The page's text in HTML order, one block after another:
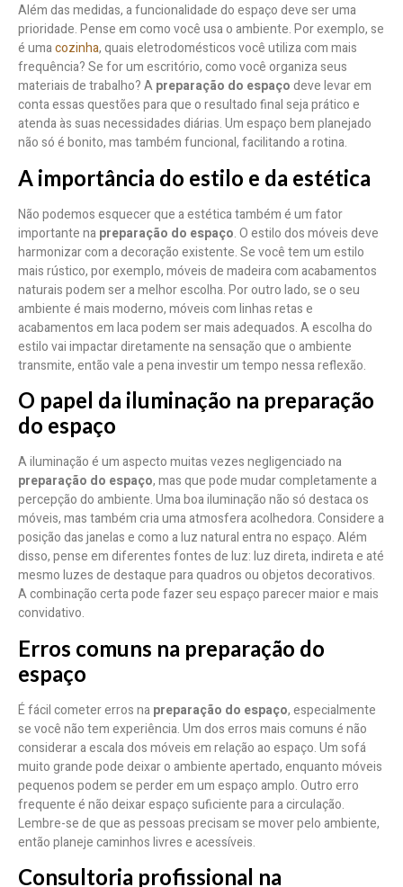
Além das medidas, a funcionalidade do espaço deve ser uma
prioridade. Pense em como você usa o ambiente. Por exemplo, se
é umacozinha, quais eletrodomésticos você utiliza com mais
frequência? Se for um escritório, como você organiza seus
materiais de trabalho? Apreparação do espaçodeve levar em
conta essas questões para que o resultado final seja prático e
atenda às suas necessidades diárias. Um espaço bem planejado
não só é bonito, mas também funcional, facilitando a rotina.
A importância do estilo e da estética
Não podemos esquecer que a estética também é um fator
importante napreparação do espaço. O estilo dos móveis deve
harmonizar com a decoração existente. Se você tem um estilo
mais rústico, por exemplo, móveis de madeira com acabamentos
naturais podem ser a melhor escolha. Por outro lado, se o seu
ambiente é mais moderno, móveis com linhas retas e
acabamentos em laca podem ser mais adequados. A escolha do
estilo vai impactar diretamente na sensação que o ambiente
transmite, então vale a pena investir um tempo nessa reflexão.
O papel da iluminação na preparação
do espaço
A iluminação é um aspecto muitas vezes negligenciado na
preparação do espaço, mas que pode mudar completamente a
percepção do ambiente. Uma boa iluminação não só destaca os
móveis, mas também cria uma atmosfera acolhedora. Considere a
posição das janelas e como a luz natural entra no espaço. Além
disso, pense em diferentes fontes de luz: luz direta, indireta e até
mesmo luzes de destaque para quadros ou objetos decorativos.
A combinação certa pode fazer seu espaço parecer maior e mais
convidativo.
Erros comuns na preparação do
espaço
É fácil cometer erros napreparação do espaço, especialmente
se você não tem experiência. Um dos erros mais comuns é não
considerar a escala dos móveis em relação ao espaço. Um sofá
muito grande pode deixar o ambiente apertado, enquanto móveis
pequenos podem se perder em um espaço amplo. Outro erro
frequente é não deixar espaço suficiente para a circulação.
Lembre-se de que as pessoas precisam se mover pelo ambiente,
então planeje caminhos livres e acessíveis.
Consultoria profissional na